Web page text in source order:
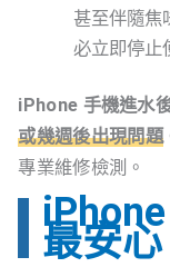
甚至伴隨焦
必立即停止
iPhone 手機進水
或幾週後出現問題
專業維修檢測。
最安心